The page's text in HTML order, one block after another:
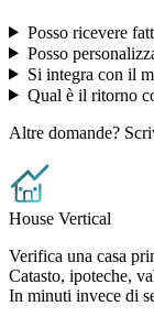
Posso ricevere
Posso
Si integra con il
Qual è il ritorno
Altre domande?
House Vertical
Verifica una casa
Catasto, ipoteche,
In minuti invece di